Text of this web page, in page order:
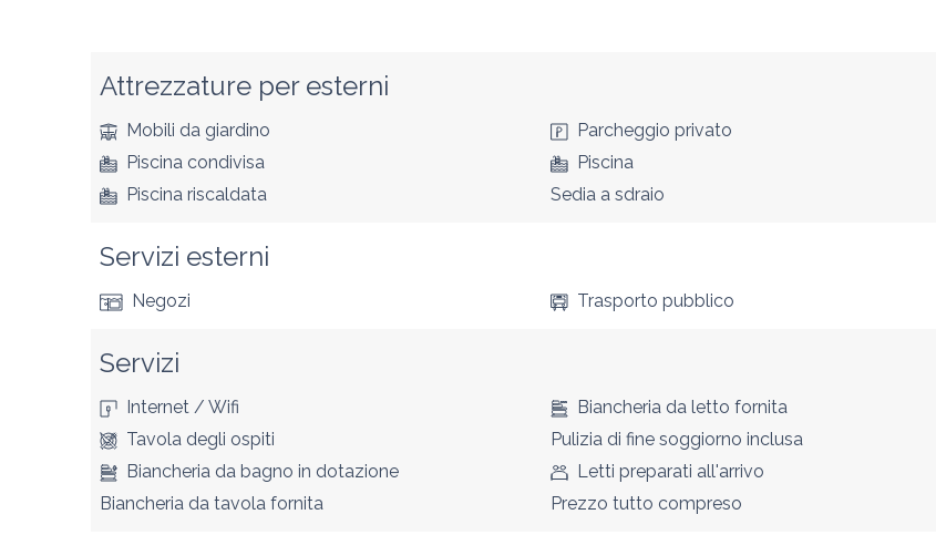
Attrezzature per esterni
Mobili da giardino
Parcheggio privato
Piscina condivisa
Piscina
Piscina riscaldata
Sedia a sdraio
Servizi esterni
Negozi Trasporto pubblico
Servizi
Internet / Wifi
Biancheria da letto fornita
Tavola degli ospiti
Pulizia di fine soggiorno inclusa
Biancheria da bagno in dotazione
Letti preparati all'arrivo
Biancheria da tavola fornita
Prezzo tutto compreso